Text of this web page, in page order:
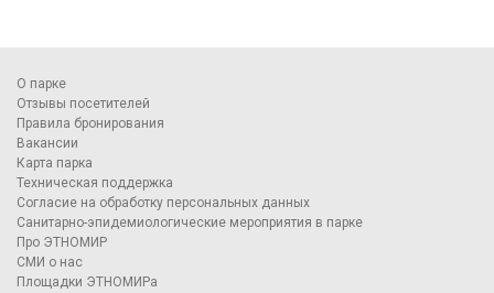
О парке
Отзывы посетителей
Правила бронирования
Вакансии
Карта парка
Техническая поддержка
Согласие на обработку персональных данных
Санитарно-эпидемиологические мероприятия в парке
Про ЭТНОМИР
СМИ о нас
Площадки ЭТНОМИРа